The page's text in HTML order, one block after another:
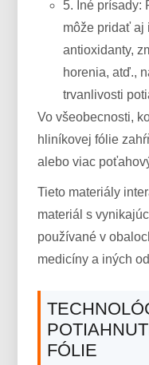
5. Iné prísady:
môže pridať aj
antioxidanty,
horenia, atď.,
trvanlivosti
Vo všeobecnosti,
hliníkovej fólie
alebo viac
Tieto materiály
materiál s
používané v
medicíny a iných
FÓLIE